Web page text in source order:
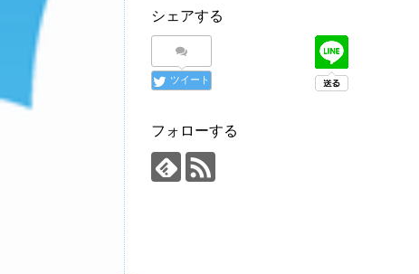
シェアする
ツイート
フォローする